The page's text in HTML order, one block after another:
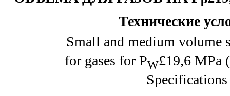
Технические
Small and medium volume
for gases for PW£19,6 MPa
Specifications